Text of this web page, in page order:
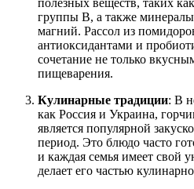
полезных веществ, таких
группы B, а также
магний. Рассол из
антиоксидантами и
сочетание не только
пищеварения.
Кулинарные традиции: В
как Россия и Украина,
является популярной
период. Это блюдо часто
и каждая семья имеет свой
делает его частью